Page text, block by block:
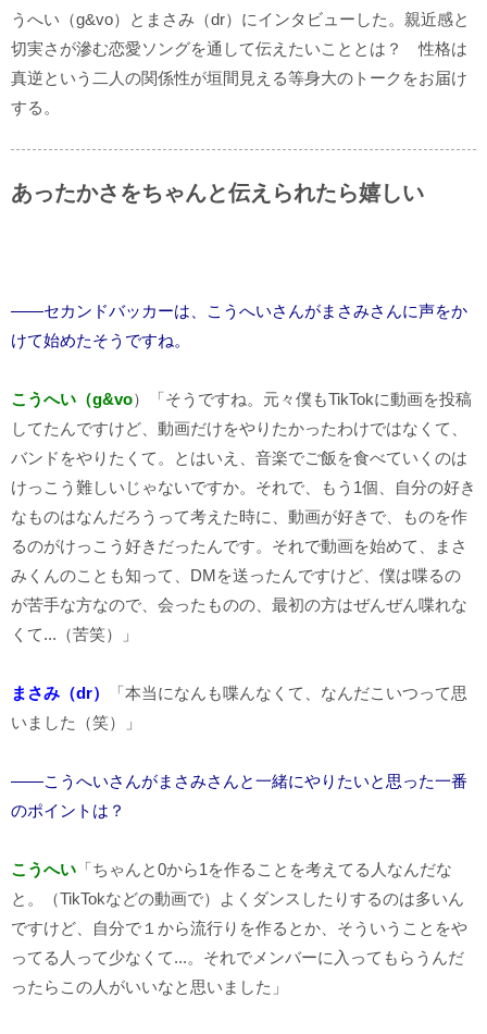
うへい（g&vo）とまさみ（dr）にインタビューした。親近感と
切実さが滲む恋愛ソングを通して伝えたいこととは？ 性格は
真逆という二人の関係性が垣間見える等身大のトークをお届け
する。
あったかさをちゃんと伝えられたら嬉しい
――セカンドバッカーは、こうへいさんがまさみさんに声をか
けて始めたそうですね。
こうへい（g&vo）「そうですね。元々僕もTikTokに動画を投稿
してたんですけど、動画だけをやりたかったわけではなくて、
バンドをやりたくて。とはいえ、音楽でご飯を食べていくのは
けっこう難しいじゃないですか。それで、もう1個、自分の好き
なものはなんだろうって考えた時に、動画が好きで、ものを作
るのがけっこう好きだったんです。それで動画を始めて、まさ
みくんのことも知って、DMを送ったんですけど、僕は喋るの
が苦手な方なので、会ったものの、最初の方はぜんぜん喋れな
くて...（苦笑）」
まさみ（dr）
「本当になんも喋んなくて、なんだこいつって思
いました（笑）」
――こうへいさんがまさみさんと一緒にやりたいと思った一番
のポイントは？
こうへい 「ちゃんと0から1を作ることを考えてる人なんだな
と。（TikTokなどの動画で）よくダンスしたりするのは多いん
ですけど、自分で１から流行りを作るとか、そういうことをや
ってる人って少なくて...。それでメンバーに入ってもらうんだ
ったらこの人がいいなと思いました」